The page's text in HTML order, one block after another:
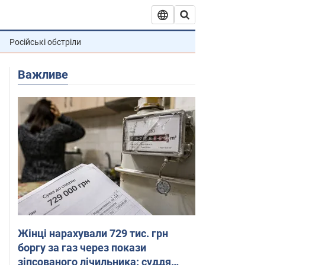
Російські обстріли
Важливе
Жінці нарахували 729 тис. грн
боргу за газ через покази
зіпсованого лічильника: суддя